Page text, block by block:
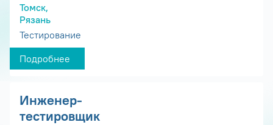
Томск,
Рязань
Тестирование
Подробнее
Инженер-
тестировщик